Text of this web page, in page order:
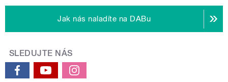
Jak nás naladíte na DABu
SLEDUJTE NÁS